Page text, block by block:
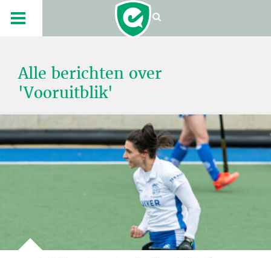
Alle berichten over
'Vooruitblik'